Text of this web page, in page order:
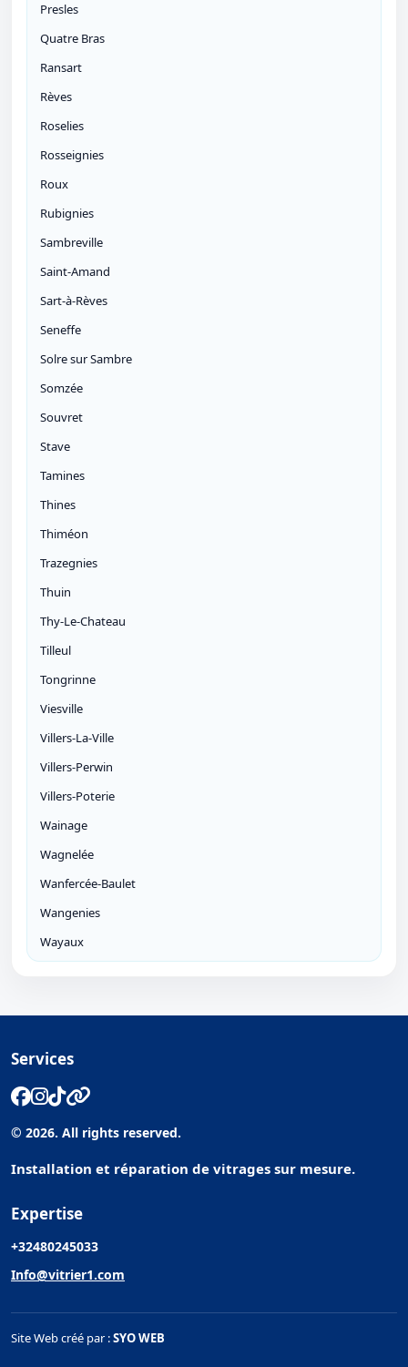
Presles
Quatre Bras
Ransart
Rèves
Roselies
Rosseignies
Roux
Rubignies
Sambreville
Saint-Amand
Sart-à-Rèves
Seneffe
Solre sur Sambre
Somzée
Souvret
Stave
Tamines
Thines
Thiméon
Trazegnies
Thuin
Thy-Le-Chateau
Tilleul
Tongrinne
Viesville
Villers-La-Ville
Villers-Perwin
Villers-Poterie
Wainage
Wagnelée
Wanfercée-Baulet
Wangenies
Wayaux
Services
© 2026. All rights reserved.
Installation et réparation de vitrages sur mesure.
Expertise
+32480245033
Info@vitrier1.com
Site Web créé par :SYO WEB